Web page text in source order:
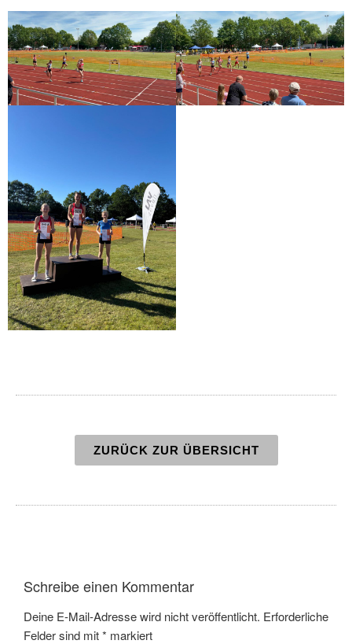
ZURÜCK ZUR ÜBERSICHT
Schreibe einen Kommentar
Deine E-Mail-Adresse wird nicht veröffentlicht. Erforderliche
Felder sind mit* markiert